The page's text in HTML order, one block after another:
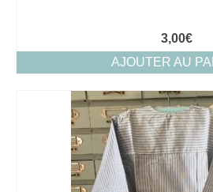
3,00€
AJOUTER AU